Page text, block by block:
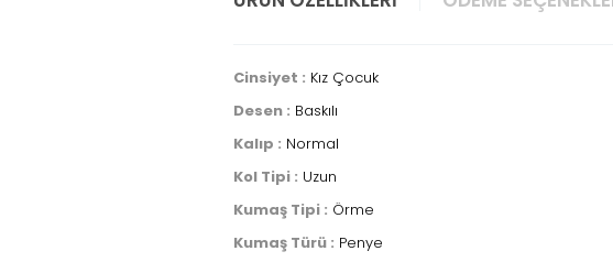
Cinsiyet : Kız Çocuk
Desen : Baskılı
Kalıp : Normal
Kol Tipi : Uzun
Kumaş Tipi : Örme
Kumaş Türü : Penye